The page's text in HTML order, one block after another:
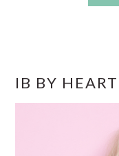
SIDEBAR
IB BY HEART